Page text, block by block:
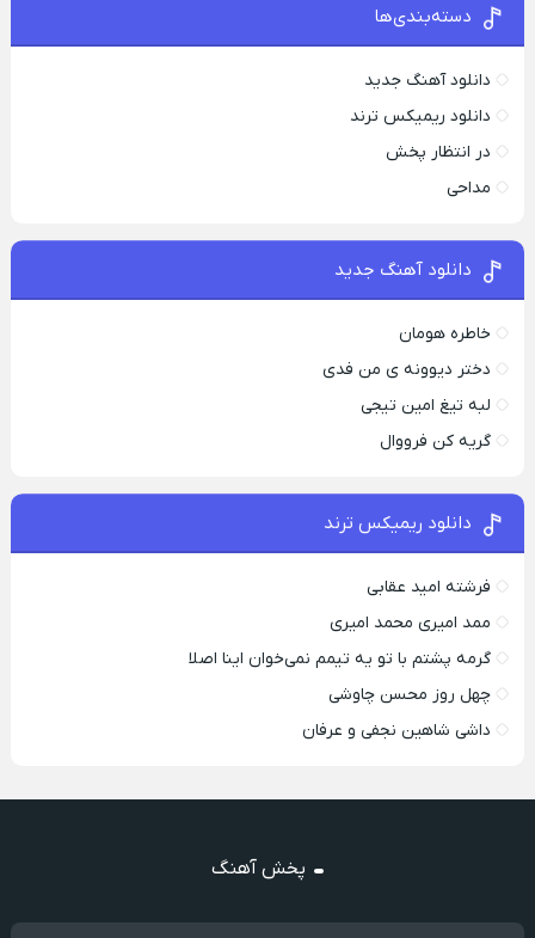
دسته‌بندی‌ها
دانلود آهنگ جدید
دانلود ریمیکس ترند
در انتظار پخش
مداحی
دانلود آهنگ جدید
خاطره هومان
دختر دیوونه‌ ی من فدی
لبه تیغ امین تیجی
گریه کن فرووال
دانلود ریمیکس ترند
فرشته امید عقابی
ممد امیری محمد امیری
گرمه پشتم با تو یه تیمم نمی‌خوان اینا اصلا
چهل روز محسن چاوشی
داشی شاهین نجفی و عرفان
پخش آهنگ